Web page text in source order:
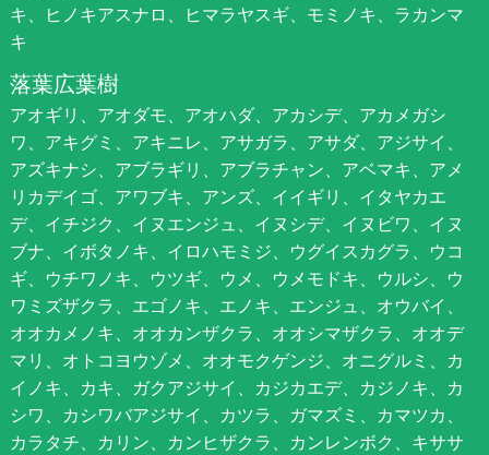
キ、ヒノキアスナロ、ヒマラヤスギ、モミノキ、ラカンマ
キ
落葉広葉樹
アオギリ、アオダモ、アオハダ、アカシデ、アカメガシ
ワ、アキグミ、アキニレ、アサガラ、アサダ、アジサイ、
アズキナシ、アブラギリ、アブラチャン、アベマキ、アメ
リカデイゴ、アワブキ、アンズ、イイギリ、イタヤカエ
デ、イチジク、イヌエンジュ、イヌシデ、イヌビワ、イヌ
ブナ、イボタノキ、イロハモミジ、ウグイスカグラ、ウコ
ギ、ウチワノキ、ウツギ、ウメ、ウメモドキ、ウルシ、ウ
ワミズザクラ、エゴノキ、エノキ、エンジュ、オウバイ、
オオカメノキ、オオカンザクラ、オオシマザクラ、オオデ
マリ、オトコヨウゾメ、オオモクゲンジ、オニグルミ、カ
イノキ、カキ、ガクアジサイ、カジカエデ、カジノキ、カ
シワ、カシワバアジサイ、カツラ、ガマズミ、カマツカ、
カラタチ、カリン、カンヒザクラ、カンレンボク、キササ